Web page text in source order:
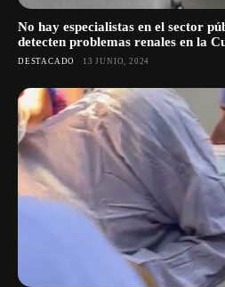
No hay especialistas en el sector
detecten problemas renales en la
DESTACADO 13 JUNIO, 2024